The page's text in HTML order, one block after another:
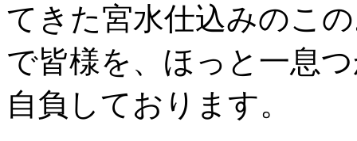
てきた宮水仕込みのこ
で皆様を、ほっと一息
自負しております。